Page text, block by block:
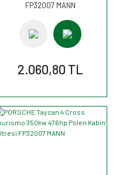
FP32007 MANN
2.060,80 TL